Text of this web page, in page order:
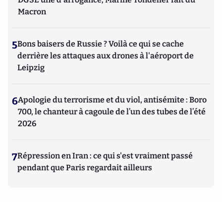
Macron
5Bons baisers de Russie ? Voilà ce qui se cache
derrière les attaques aux drones à l'aéroport de
Leipzig
6Apologie du terrorisme et du viol, antisémite : Boro
700, le chanteur à cagoule de l’un des tubes de l’été
2026
7Répression en Iran : ce qui s'est vraiment passé
pendant que Paris regardait ailleurs